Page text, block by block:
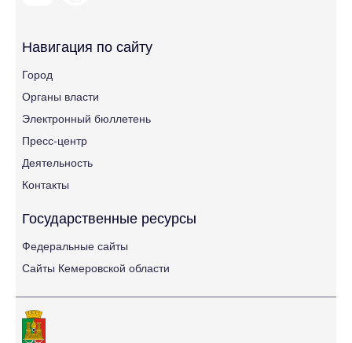
Навигация по сайту
Город
Органы власти
Электронный бюллетень
Пресс-центр
Деятельность
Контакты
Государственные ресурсы
Федеральные сайты
Сайты Кемеровской области